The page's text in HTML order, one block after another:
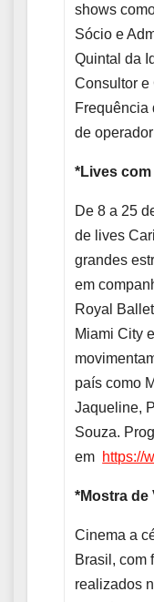
shows
Sócio e
Quintal da
Consultor e
Frequência
de
*Lives
De 8 a 25
de lives
grandes
em
Royal
Miami City
país como
Jaqueline,
Souza.
em https://
*Mostra de
Cinema a
Brasil, com
realizados